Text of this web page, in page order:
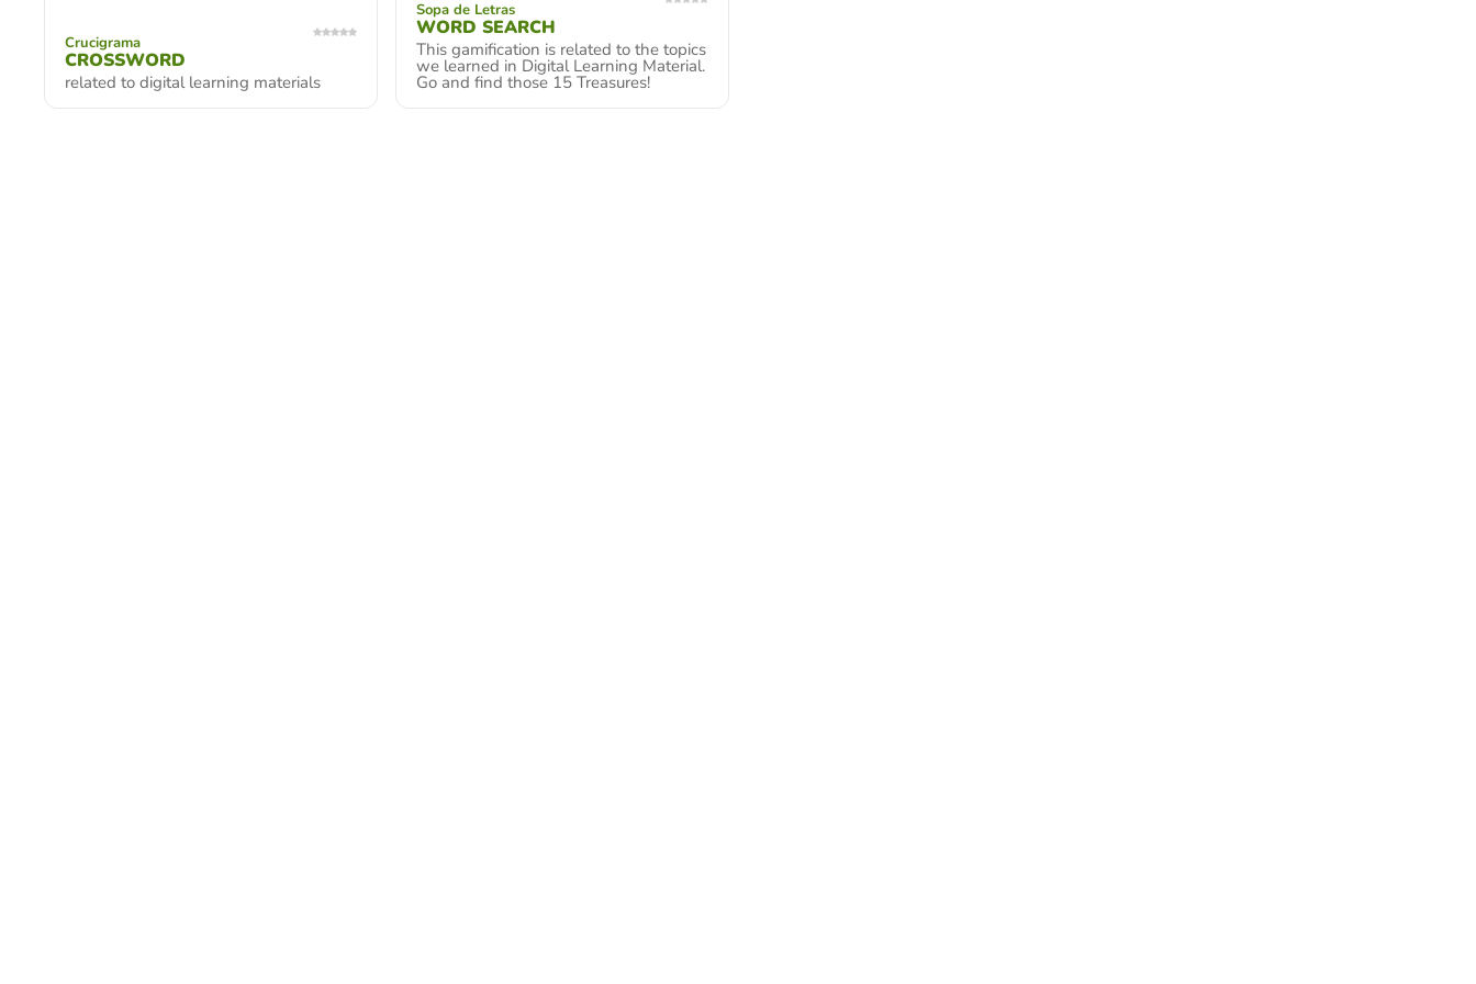
Crucigrama
CROSSWORD
related to digital learning materials
Sopa de Letras
WORD SEARCH
This gamification is related to the topics
we learned in Digital Learning Material.
Go and find those 15 Treasures!